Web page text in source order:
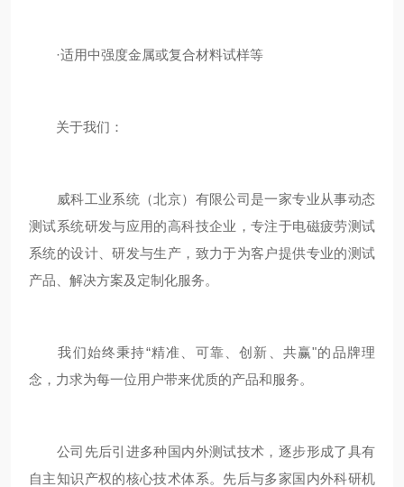
·适用中强度金属或复合材料试样等
关于我们：
威科工业系统（北京）有限公司是一家专业从事动态
测试系统研发与应用的高科技企业，专注于电磁疲劳测试
系统的设计、研发与生产，致力于为客户提供专业的测试
产品、解决方案及定制化服务。
我们始终秉持“精准、可靠、创新、共赢"的品牌理
念，力求为每一位用户带来优质的产品和服务。
公司先后引进多种国内外测试技术，逐步形成了具有
自主知识产权的核心技术体系。先后与多家国内外科研机